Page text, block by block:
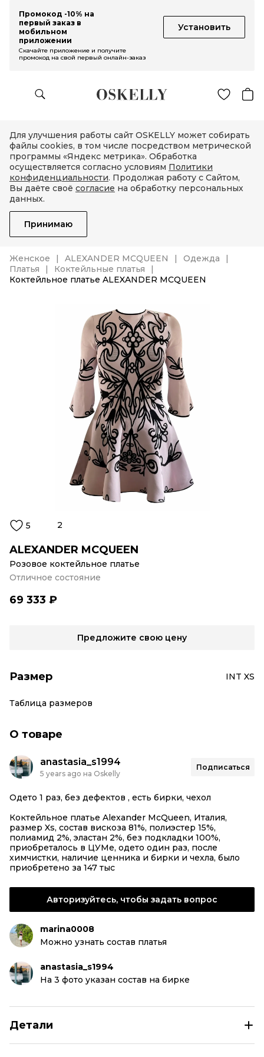
Промокод -10% на
первый заказ в
мобильном
приложении
Установить
Скачайте приложение и получите
промокод на свой первый онлайн-заказ
Для улучшения работы сайт OSKELLY может собирать
файлы cookies, в том числе посредством метрической
программы «Яндекс метрика». Обработка
осуществляется согласно условиям Политики
конфиденциальности. Продолжая работу с Сайтом,
Вы даёте своё согласие на обработку персональных
данных.
Принимаю
Женское ALEXANDER MCQUEEN
Одежда
Платья
Коктейльные платья
Коктейльное платье ALEXANDER MCQUEEN
5 2
ALEXANDER MCQUEEN
Розовое коктейльное платье
Отличное состояние
69 333 ₽
Предложите свою цену
Размер INT XS
Таблица размеров
О товаре
anastasia_s1994
5 years ago на Oskelly
Подписаться
Одето 1 раз, без дефектов , есть бирки, чехол
Коктейльное платье Alexander McQueen, Италия,
размер Xs, состав вискоза 81%, полиэстер 15%,
полиамид 2%, эластан 2%, без подкладки 100%,
приобреталось в ЦУМе, одето один раз, после
химчистки, наличие ценника и бирки и чехла, было
приобретено за 147 тыс
Авторизуйтесь, чтобы задать вопрос
marina0008
Можно узнать состав платья
anastasia_s1994
На 3 фото указан состав на бирке
Детали